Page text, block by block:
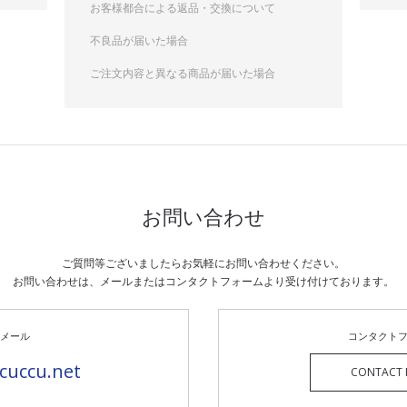
お客様都合による返品・交換について
不良品が届いた場合
ご注文内容と異なる商品が届いた場合
お問い合わせ
ご質問等ございましたらお気軽にお問い合わせください。
お問い合わせは、メールまたはコンタクトフォームより 受け付けております。
メール コンタクト
CONTACT